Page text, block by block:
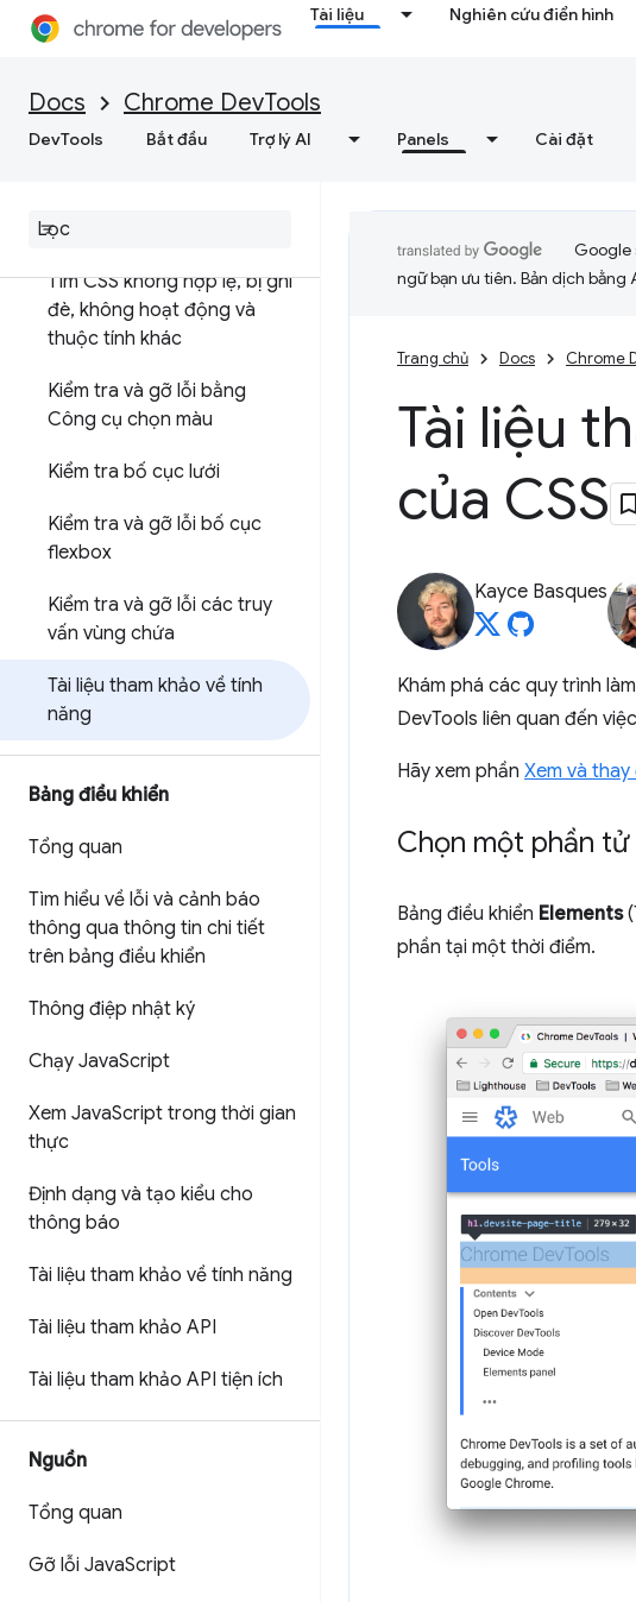
Tài liệu Nghiên cứu điển hình
Docs Chrome DevTools
DevTools Bắt đầu Trợ lý AI Panels Cài đặt
Các phần tử
Xem và thay đổi CSS
Tìm CSS không hợp lệ,bị ghi
đè, không hoạt động và
thuộc tính khác
Kiểm tra và gỡ lỗi bằng
Công cụ chọn màu
Kiểm tra bố cục lưới
Kiểm tra và gỡ lỗi bố cục
flexbox
Kiểm tra và gỡ lỗi các truy
vấn vùng chứa
Tài liệu tham khảo về tính
năng
Bảng điều khiển
Tổng quan
Tìm hiểu về lỗi và cảnh báo
thông qua thông tin chi tiết
trên bảng điều khiển
Thông điệp nhật ký
Chạy JavaScript
Xem JavaScript trong thời gian
thực
Định dạng và tạo kiểu cho
thông báo
Tài liệu tham khảo về tính năng
Tài liệu tham khảo API
Tài liệu tham khảo API tiện ích
Nguồn
Tổng quan
Gỡ lỗi JavaScript
Google
ngữ bạn ưu tiên. Bản dịch bằng
Trang chủ Docs Chrome
Tài liệu
của CSS
Kayce Basques
Khám phá các quy trình
DevTools liên quan đến
Hãy xem phần Xem và thay
Chọn một phần tử
Bảng điều khiển Elements
phần tại một thời điểm.